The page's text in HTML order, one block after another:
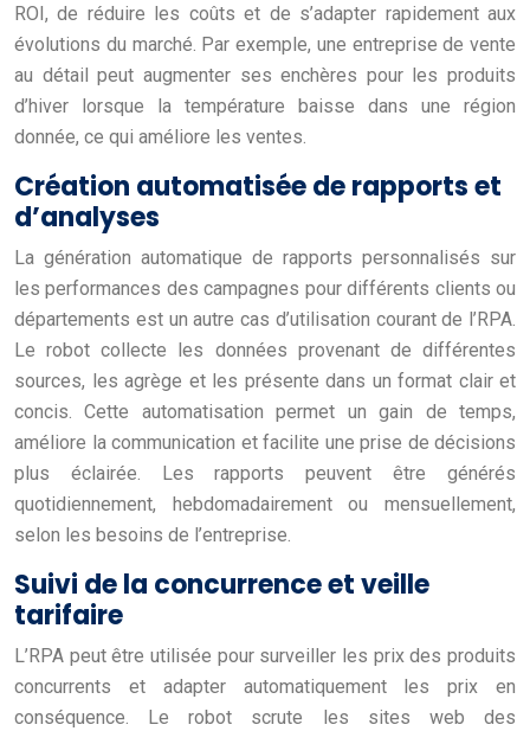
ROI, de réduire les coûts et de s’adapter rapidement aux
évolutions du marché. Par exemple, une entreprise de vente
au détail peut augmenter ses enchères pour les produits
d’hiver lorsque la température baisse dans une région
donnée, ce qui améliore les ventes.
Création automatisée de rapports et
d’analyses
La génération automatique de rapports personnalisés sur
les performances des campagnes pour différents clients ou
départements est un autre cas d’utilisation courant de l’RPA.
Le robot collecte les données provenant de différentes
sources, les agrège et les présente dans un format clair et
concis. Cette automatisation permet un gain de temps,
améliore la communication et facilite une prise de décisions
plus éclairée. Les rapports peuvent être générés
quotidiennement, hebdomadairement ou mensuellement,
selon les besoins de l’entreprise.
Suivi de la concurrence et veille
tarifaire
L’RPA peut être utilisée pour surveiller les prix des produits
concurrents et adapter automatiquement les prix en
conséquence. Le robot scrute les sites web des